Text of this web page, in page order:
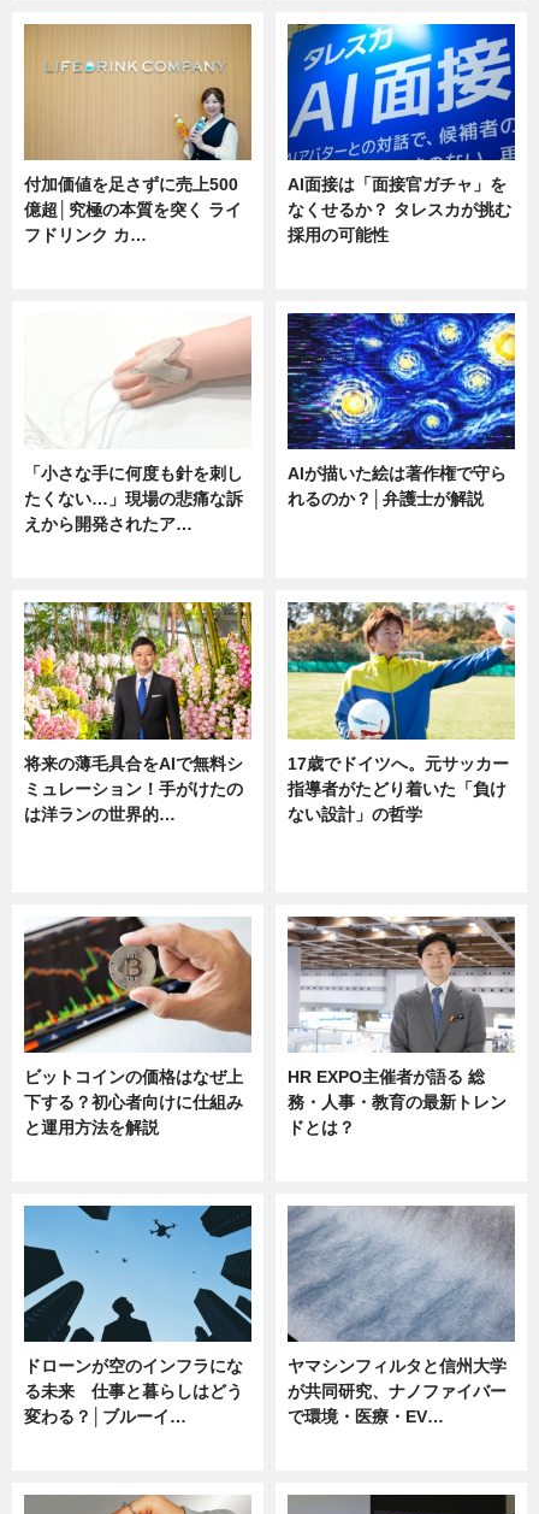
付加価値を足さずに売上500
億超│究極の本質を突く ライ
フドリンク カ…
AI面接は「面接官ガチャ」を
なくせるか？ タレスカが挑む
採用の可能性
「小さな手に何度も針を刺し
たくない…」現場の悲痛な訴
えから開発されたア…
AIが描いた絵は著作権で守ら
れるのか？│弁護士が解説
将来の薄毛具合をAIで無料シ
ミュレーション！手がけたの
は洋ランの世界的…
17歳でドイツへ。元サッカー
指導者がたどり着いた「負け
ない設計」の哲学
ビットコインの価格はなぜ上
下する？初心者向けに仕組み
と運用方法を解説
HR EXPO主催者が語る 総
務・人事・教育の最新トレン
ドとは？
ドローンが空のインフラにな
る未来 仕事と暮らしはどう
変わる？│ブルーイ…
ヤマシンフィルタと信州大学
が共同研究、ナノファイバー
で環境・医療・EV…